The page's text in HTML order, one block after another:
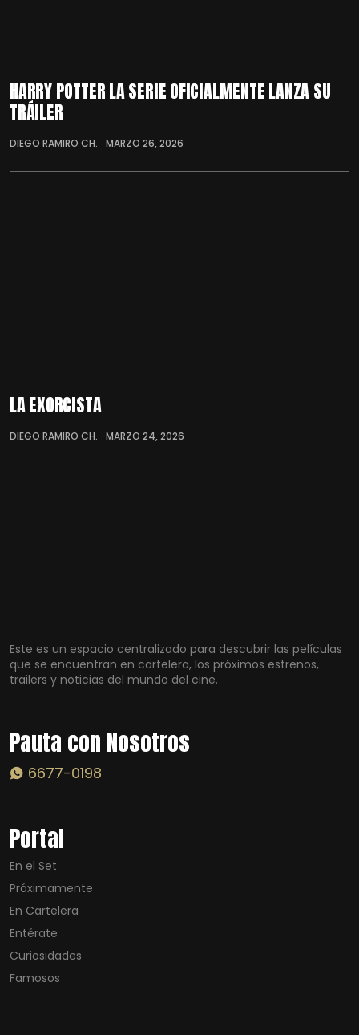
HARRY POTTER LA SERIE OFICIALMENTE LANZA SU
TRÁILER
DIEGO RAMIRO CH. MARZO 26, 2026
LA EXORCISTA
DIEGO RAMIRO CH. MARZO 24, 2026
Este es un espacio centralizado para descubrir las películas
que se encuentran en cartelera, los próximos estrenos,
trailers y noticias del mundo del cine.
Pauta con Nosotros
6677-0198
Portal
En el Set
Próximamente
En Cartelera
Entérate
Curiosidades
Famosos